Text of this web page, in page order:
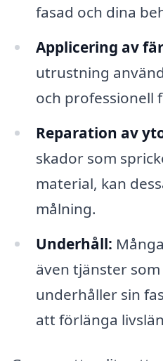
fasad och dina
Applicering av
utrustning
och professionell
Reparation av
skador som
material, kan
målning.
Underhåll:
även tjänster
underhåller sin
att förlänga